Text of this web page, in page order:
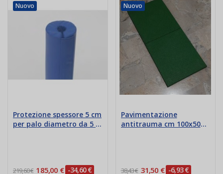
Nuovo
Protezione spessore 5 cm
per palo diametro da 5 a
219,60 € 185,00 € -34,60 €
Nuovo
Pavimentazione
antitrauma cm 100x50
38,43 € 31,50 € -6,93 €